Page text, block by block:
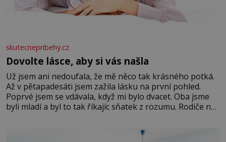
skutecnepribehy.cz
Dovolte lásce, aby si vás našla
Už jsem ani nedoufala, že mě něco tak krásného potká.
Až v pětapadesáti jsem zažila lásku na první pohled.
Poprvé jsem se vdávala, když mi bylo dvacet. Oba jsme
byli mladí a byl to tak říkajíc sňatek z rozumu. Rodiče nás